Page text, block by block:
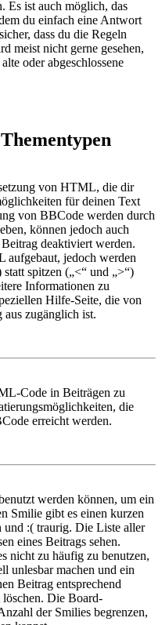
Es ist auch möglich, das
du einfach eine Antwort
dass du die Regeln
meist nicht gerne gesehen,
oder abgeschlossene
von HTML, die dir
für deinen Text
von BBCode werden durch
können jedoch auch
deaktiviert werden.
jedoch werden
spitzen („<“ und „>“)
Informationen zu
Hilfe-Seite, die von
aus zugänglich ist.
Code in Beiträgen zu
die
erreicht werden.
werden können, um ein
Smilie gibt es einen kurzen
und :( traurig. Die Liste aller
eines Beitrags sehen.
nicht zu häufig zu benutzen,
unlesbar machen und ein
Beitrag entsprechend
löschen. Die Board-
der Smilies begrenzen,